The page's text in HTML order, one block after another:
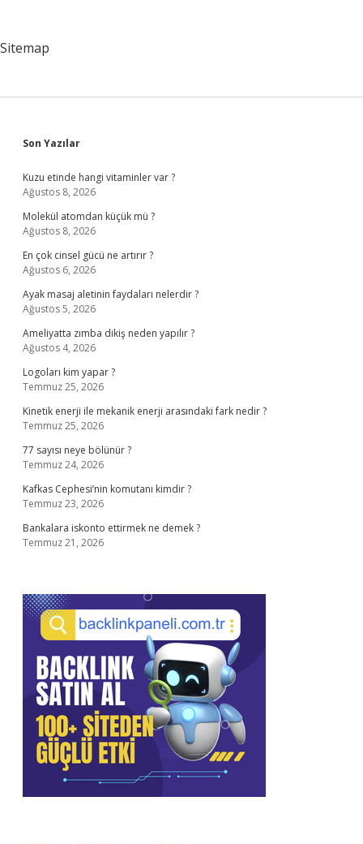
Sitemap
Sidebar
Son Yazılar
Kuzu etinde hangi vitaminler var ?
Ağustos 8, 2026
Molekül atomdan küçük mü ?
Ağustos 8, 2026
En çok cinsel gücü ne artırır ?
Ağustos 6, 2026
Ayak masaj aletinin faydaları nelerdir ?
Ağustos 5, 2026
Ameliyatta zımba dikiş neden yapılır ?
Ağustos 4, 2026
Logoları kim yapar ?
Temmuz 25, 2026
Kinetik enerji ile mekanik enerji arasındaki fark nedir ?
Temmuz 25, 2026
77 sayısı neye bölünür ?
Temmuz 24, 2026
Kafkas Cephesi’nin komutanı kimdir ?
Temmuz 23, 2026
Bankalara iskonto ettirmek ne demek ?
Temmuz 21, 2026